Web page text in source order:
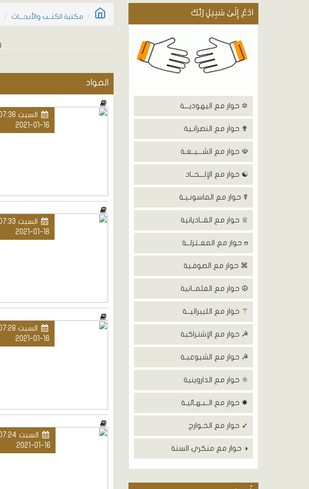
ادْعُ إِلَىٰ سَبِيلِ رَبِّكَ
✡ حوار مع اليهوديـــة
✟ حوار مع النصرانـية
☫ حوار مع الشـــيــعـة
☯ حوار مع الإلـــحــاد
☤ حوار مع الماسونـيـة
♕ حوار مع القــاديانية
ʊ حوار مع المعــتزلــة
⌘ حوار مع الصوفـية
☮ حوار مع العلمــانية
⚚ حوار مع الليبراليــة
☭ حوار مع الإشتراكية
☭ حوار مع الشيوعيـة
⚛ حوار مع الداروينية
✸ حوار مع الــبـهـائيـة
➶ حوار مع الخـوارج
◑ حوار مع منكري السنة
مكتبة الكتــب والأبحـــاث
المواد
السبت AM 07:36
2021-01-16
السبت AM 07:33
2021-01-16
السبت AM 07:28
2021-01-16
السبت AM 07:24
2021-01-16